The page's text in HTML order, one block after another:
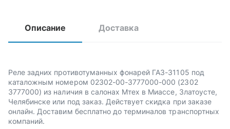
Описание Доставка
Реле задних противотуманных фонарей ГАЗ-31105 под
каталожным номером 02302-00-3777000-000 (2302
3777000) из наличия в салонах Мтех в Миассе, Златоусте,
Челябинске или под заказ. Действует скидка при заказе
онлайн. Доставим бесплатно до терминалов транспортных
компаний.